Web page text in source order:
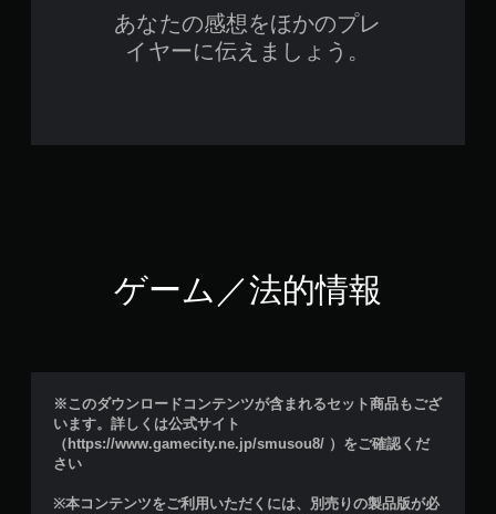
あなたの感想をほかのプレ
イヤーに伝えましょう。
ゲーム／法的情報
※このダウンロードコンテンツが含まれるセット商品もござ
います。詳しくは公式サイト
（https://www.gamecity.ne.jp/smusou8/ ）をご確認くだ
さい
※本コンテンツをご利用いただくには、別売りの製品版が必